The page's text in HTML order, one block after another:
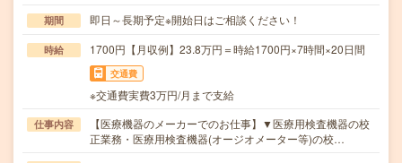
期間 即日～長期予定※開始日はご相談ください！
時給 1700円【月収例】23.8万円＝時給1700円×7時間×20日間
交通費
※交通費実費3万円/月まで支給
仕事内容
【医療機器のメーカーでのお仕事】▼医療用検査機器の校
正業務・医療用検査機器(オージオメーター等)の校…